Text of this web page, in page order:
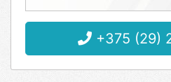
+375 (29)